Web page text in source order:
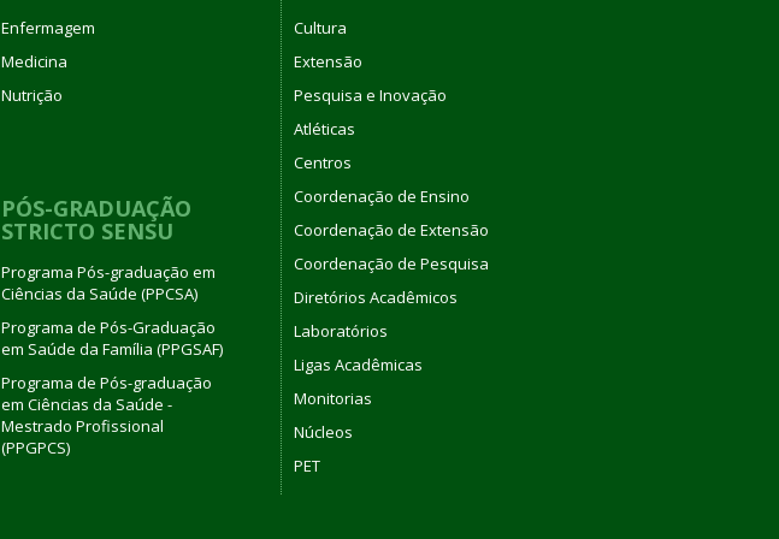
Enfermagem
Medicina
Nutrição
PÓS-GRADUAÇÃO
STRICTO SENSU
Programa Pós-graduação em
Ciências da Saúde (PPCSA)
Programa de Pós-Graduação
em Saúde da Família (PPGSAF)
Programa de Pós-graduação
em Ciências da Saúde -
Mestrado Profissional
(PPGPCS)
Cultura
Extensão
Pesquisa e Inovação
Atléticas
Centros
Coordenação de Ensino
Coordenação de Extensão
Coordenação de Pesquisa
Diretórios Acadêmicos
Laboratórios
Ligas Acadêmicas
Monitorias
Núcleos
PET